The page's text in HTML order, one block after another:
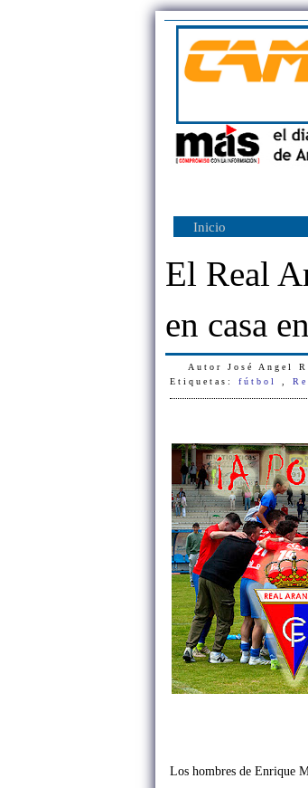
Inicio
El Real
en casa
Autor José Angel
Etiquetas: fútbol
Los hombres de Enrique